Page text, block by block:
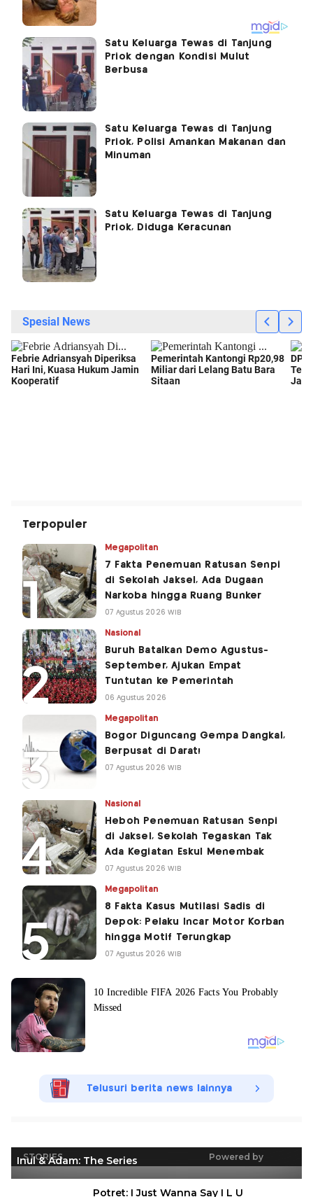
Satu Keluarga Tewas di Tanjung
Priok dengan Kondisi Mulut
Berbusa
Satu Keluarga Tewas di Tanjung
Priok, Polisi Amankan Makanan dan
Minuman
Satu Keluarga Tewas di Tanjung
Priok, Diduga Keracunan
Terpopuler
Megapolitan
7 Fakta Penemuan Ratusan Senpi
di Sekolah Jaksel, Ada Dugaan
Narkoba hingga Ruang Bunker
07 Agustus 2026 WIB
Nasional
Buruh Batalkan Demo Agustus-
September, Ajukan Empat
Tuntutan ke Pemerintah
06 Agustus 2026
Megapolitan
Bogor Diguncang Gempa Dangkal,
Berpusat di Darat!
07 Agustus 2026 WIB
Nasional
Heboh Penemuan Ratusan Senpi
di Jaksel, Sekolah Tegaskan Tak
Ada Kegiatan Eskul Menembak
07 Agustus 2026 WIB
Megapolitan
8 Fakta Kasus Mutilasi Sadis di
Depok: Pelaku Incar Motor Korban
hingga Motif Terungkap
07 Agustus 2026 WIB
Telusuri berita news lainnya